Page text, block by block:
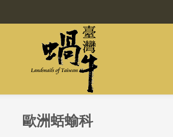
歐洲蛞蝓科